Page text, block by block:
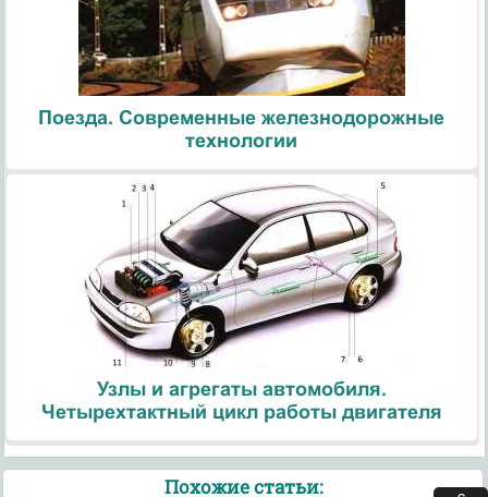
Поезда. Современные железнодорожные
технологии
Узлы и агрегаты автомобиля.
Четырехтактный цикл работы двигателя
Похожие статьи: